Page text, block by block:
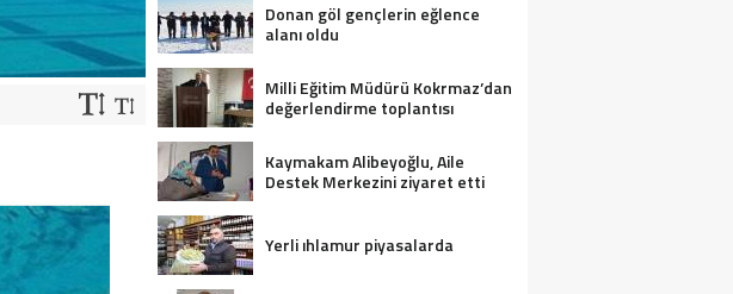
Donan göl gençlerin eğlence
alanı oldu
Milli Eğitim Müdürü Kokrmaz’dan
değerlendirme toplantısı
Kaymakam Alibeyoğlu, Aile
Destek Merkezini ziyaret etti
Yerli ıhlamur piyasalarda